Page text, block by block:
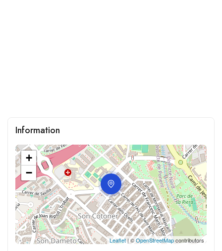
Information
+
−
Leaflet| ©OpenStreetMapcontributors